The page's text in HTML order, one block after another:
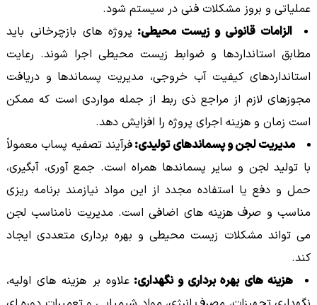
عملیاتی و بروز مشکلات فنی در سیستم شود.
الزامات قانونی و زیست محیطی: پروژه های بازچرخانی باید
مطابق استانداردها و ضوابط زیست محیطی اجرا شوند. رعایت
استانداردهای کیفیت آب خروجی، مدیریت پسماندها و دریافت
مجوزهای لازم از مراجع ذی ربط از جمله مواردی است که ممکن
است زمان و هزینه اجرای پروژه را افزایش دهد.
مدیریت لجن و پسماندهای تولیدی:فرآیند تصفیه پساب معمولاً
با تولید لجن و سایر پسماندها همراه است. جمع آوری، آبگیری،
حمل و دفع یا استفاده مجدد از این مواد نیازمند برنامه ریزی
مناسب و صرف هزینه های اضافی است. مدیریت نامناسب لجن
می تواند مشکلات زیست محیطی و بهره برداری متعددی ایجاد
کند.
هزینه های بهره برداری و نگهداری:علاوه بر هزینه های اولیه،